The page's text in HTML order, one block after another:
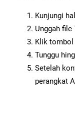
Kunjungi
Unggah file
Klik tombol
Tunggu
Setelah
perangkat